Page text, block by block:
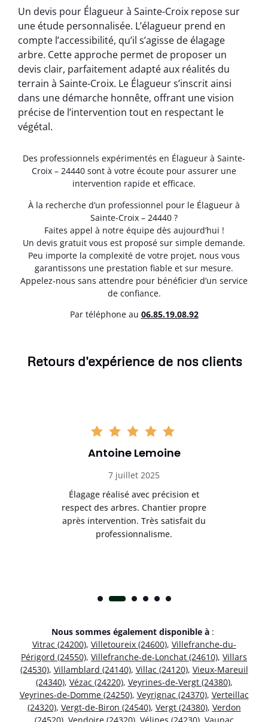
Un devis pour Élagueur à Sainte-Croix repose sur
une étude personnalisée. L’élagueur prend en
compte l’accessibilité, qu’il s’agisse de élagage
arbre. Cette approche permet de proposer un
devis clair, parfaitement adapté aux réalités du
terrain à Sainte-Croix. Le Élagueur s’inscrit ainsi
dans une démarche honnête, offrant une vision
précise de l’intervention tout en respectant le
végétal.
Des professionnels expérimentés en Élagueur à Sainte-
Croix – 24440 sont à votre écoute pour assurer une
intervention rapide et efficace.
À la recherche d’un professionnel pour le Élagueur à
Sainte-Croix – 24440 ?
Faites appel à notre équipe dès aujourd’hui !
Un devis gratuit vous est proposé sur simple demande.
Peu importe la complexité de votre projet, nous vous
garantissons une prestation fiable et sur mesure.
Appelez-nous sans attendre pour bénéficier d’un service
de confiance.
Par téléphone au 06.85.19.08.92
Retours d'expérience de nos clients
Antoine Lemoine
7 juillet 2025
Élagage réalisé avec précision et
respect des arbres. Chantier propre
après intervention. Très satisfait du
professionnalisme.
Nous sommes également disponible à :
Vitrac (24200), Villetoureix (24600), Villefranche-du-
Périgord (24550), Villefranche-de-Lonchat (24610), Villars
(24530), Villamblard (24140), Villac (24120), Vieux-Mareuil
(24340), Vézac (24220), Veyrines-de-Vergt (24380),
Veyrines-de-Domme (24250), Veyrignac (24370), Verteillac
(24320), Vergt-de-Biron (24540), Vergt (24380), Verdon